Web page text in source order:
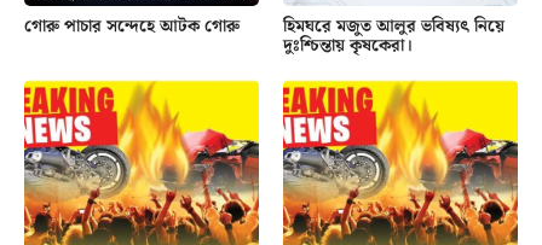
গোরু পাচার সন্দেহে আটক গোরু হিমঘরে মজুত আলুর ভবিষ্যৎ নিয়ে
দুঃশ্চিন্তায় কৃষকেরা।